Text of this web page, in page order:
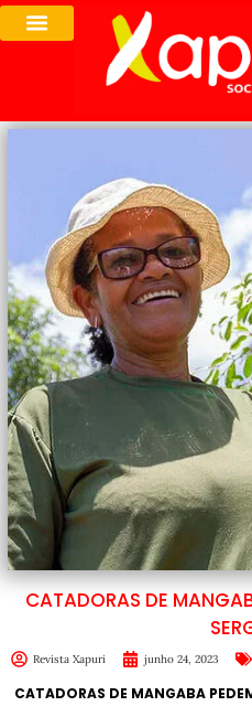
CATADORAS DE
Revista Xapuri junho 24, 2023
CATADORAS DE MANGABA